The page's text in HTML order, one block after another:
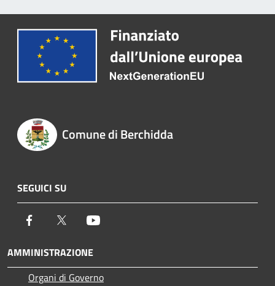
Comune di Berchidda
SEGUICI SU
Facebook Twitter
AMMINISTRAZIONE
Organi di Governo